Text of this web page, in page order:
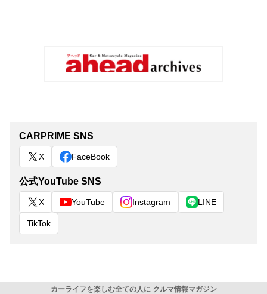
CARPRIME SNS
X FaceBook
公式YouTube SNS
X YouTube Instagram LINE
TikTok
カーライフを楽しむ全ての人に クルマ情報マガジン